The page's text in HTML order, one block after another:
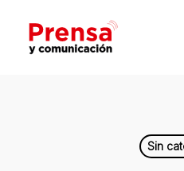
main
Sin